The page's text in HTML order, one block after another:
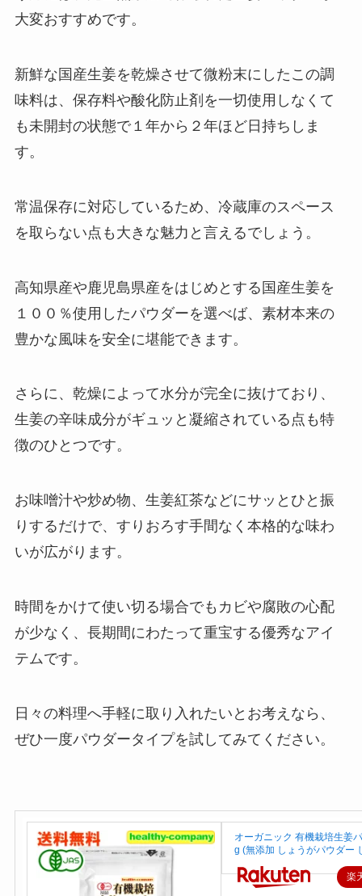
大変おすすめです。
新鮮な国産生姜を乾燥させて微粉末にしたこの調
味料は、保存料や酸化防止剤を一切使用しなくて
も未開封の状態で１年から２年ほど日持ちしま
す。
常温保存に対応しているため、冷蔵庫のスペース
を取らない点も大きな魅力と言えるでしょう。
高知県産や鹿児島県産をはじめとする国産生姜を
１００％使用したパウダーを選べば、素材本来の
豊かな風味を安全に堪能できます。
さらに、乾燥によって水分が完全に抜けており、
生姜の辛味成分がギュッと凝縮されている点も特
徴のひとつです。
お味噌汁や炒め物、生姜紅茶などにサッとひと振
りするだけで、すりおろす手間なく本格的な味わ
いが広がります。
時間をかけて使い切る場合でもカビや腐敗の心配
が少なく、長期間にわたって重宝する優秀なアイ
テムです。
日々の料理へ手軽に取り入れたいとお考えなら、
ぜひ一度パウダータイプを試してみてください。
オーガニック 有機栽培生姜
g (無添加 しょうがパウダー
楽